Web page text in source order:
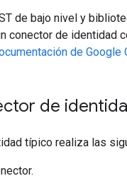
de bajo nivel y
conector de identidad
de Google
de
típico realiza las